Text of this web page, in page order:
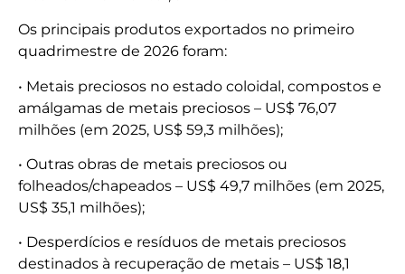
Os principais produtos exportados no primeiro
quadrimestre de 2026 foram:
• Metais preciosos no estado coloidal, compostos e
amálgamas de metais preciosos – US$ 76,07
milhões (em 2025, US$ 59,3 milhões);
• Outras obras de metais preciosos ou
folheados/chapeados – US$ 49,7 milhões (em 2025,
US$ 35,1 milhões);
• Desperdícios e resíduos de metais preciosos
destinados à recuperação de metais – US$ 18,1